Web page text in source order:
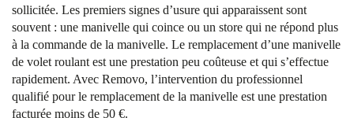
sollicitée. Les premiers signes d’usure qui apparaissent sont
souvent : une manivelle qui coince ou un store qui ne répond plus
à la commande de la manivelle. Le remplacement d’une manivelle
de volet roulant est une prestation peu coûteuse et qui s’effectue
rapidement. Avec Removo, l’intervention du professionnel
qualifié pour le remplacement de la manivelle est une prestation
facturée moins de 50 €.